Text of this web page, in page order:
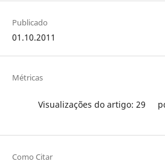
Publicado
01.10.2011
Métricas
Visualizações do artigo: 29
Como Citar